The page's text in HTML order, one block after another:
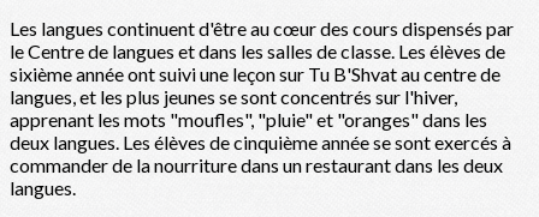
Les langues continuent d'être au cœur des cours dispensés par
le Centre de langues et dans les salles de classe. Les élèves de
sixième année ont suivi une leçon sur Tu B'Shvat au centre de
langues, et les plus jeunes se sont concentrés sur l'hiver,
apprenant les mots "moufles", "pluie" et "oranges" dans les
deux langues. Les élèves de cinquième année se sont exercés à
commander de la nourriture dans un restaurant dans les deux
langues.